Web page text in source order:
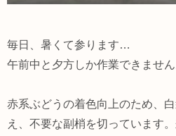
毎日、暑くて参ります…
午前中と夕方しか作業できません
赤系ぶどうの着色向上のため、
え、不要な副梢を切っています